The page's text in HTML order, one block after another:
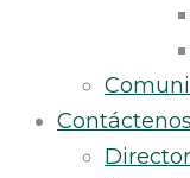
Contáctenos